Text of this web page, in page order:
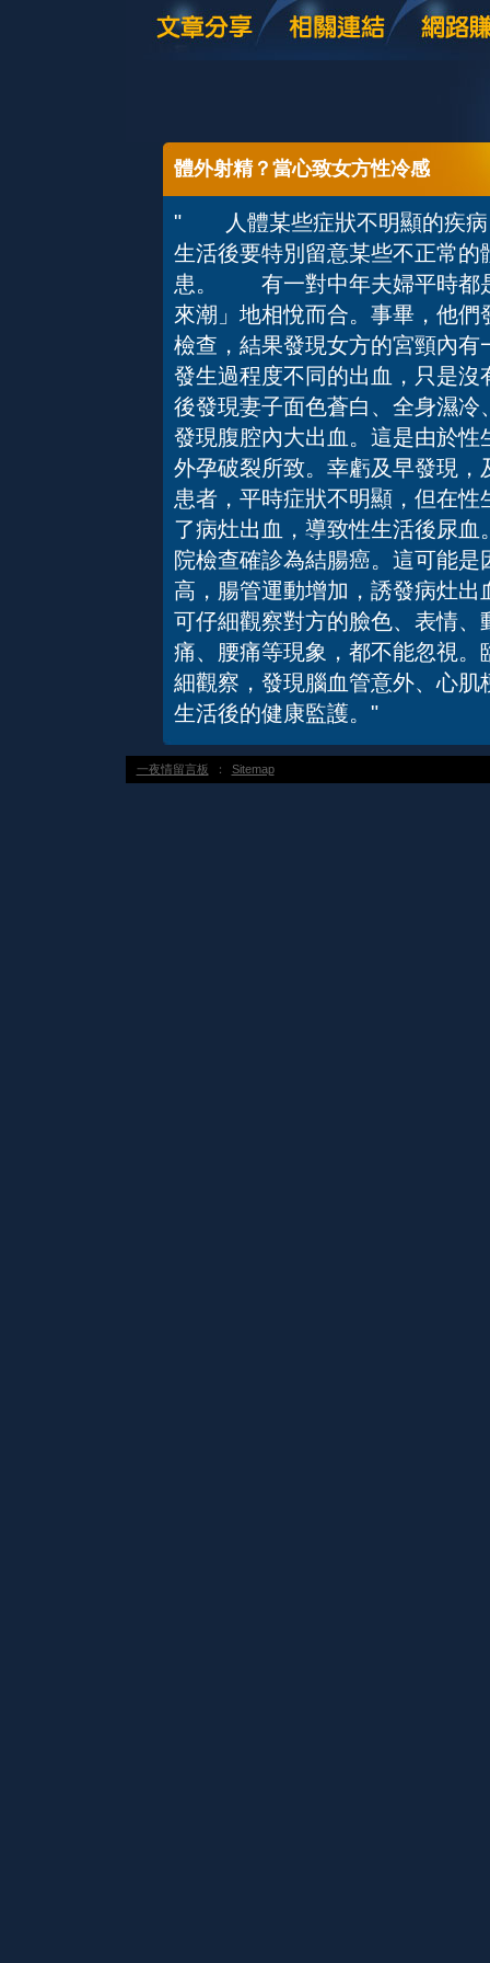
體外射精？當心致女方性冷感
" 人體某些症狀不明顯的疾病
生活後要特別留意某些不正常
患。 有一對中年夫婦平時都
來潮」地相悅而合。事畢，他
檢查，結果發現女方的宮頸內
發生過程度不同的出血，只是
後發現妻子面色蒼白、全身濕
發現腹腔內大出血。這是由於
外孕破裂所致。幸虧及早發現
患者，平時症狀不明顯，但在
了病灶出血，導致性生活後尿
院檢查確診為結腸癌。這可能
高，腸管運動增加，誘發病灶
可仔細觀察對方的臉色、表情
痛、腰痛等現象，都不能忽視
細觀察，發現腦血管意外、心
生活後的健康監護。"
一夜情留言板 ： Sitemap